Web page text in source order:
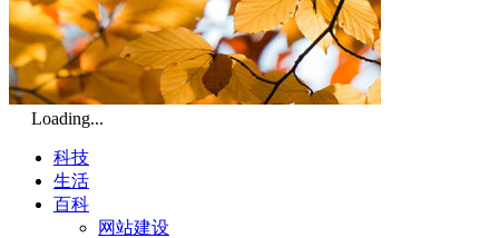
Loading...
科技
生活
百科
网站建设